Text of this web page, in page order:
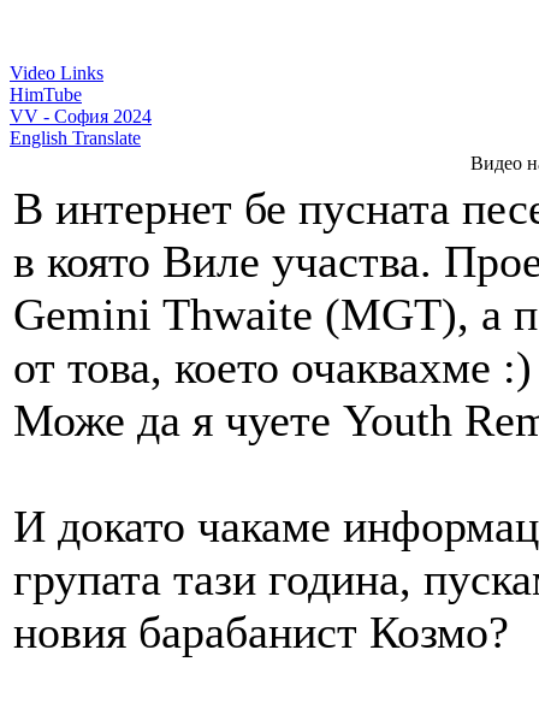
Video Links
HimTube
VV - София 2024
English Translate
Видео
В интернет бе пусната
в която Виле участва.
Gemini Thwaite (MGT), а
от това, което очаквахме :)
Може да я чуете Youth
И докато чакаме
групата тази година,
новия барабанист Козмо?